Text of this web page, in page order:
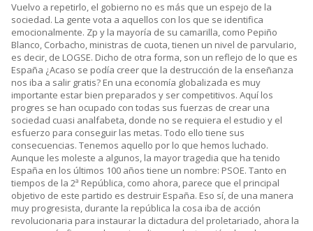
Vuelvo a repetirlo, el gobierno no es más que un espejo de la
sociedad. La gente vota a aquellos con los que se identifica
emocionalmente. Zp y la mayoría de su camarilla, como Pepiño
Blanco, Corbacho, ministras de cuota, tienen un nivel de parvulario,
es decir, de LOGSE. Dicho de otra forma, son un reflejo de lo que es
España ¿Acaso se podía creer que la destrucción de la enseñanza
nos iba a salir gratis? En una economía globalizada es muy
importante estar bien preparados y ser competitivos. Aquí los
progres se han ocupado con todas sus fuerzas de crear una
sociedad cuasi analfabeta, donde no se requiera el estudio y el
esfuerzo para conseguir las metas. Todo ello tiene sus
consecuencias. Tenemos aquello por lo que hemos luchado.
Aunque les moleste a algunos, la mayor tragedia que ha tenido
España en los últimos 100 años tiene un nombre: PSOE. Tanto en
tiempos de la 2ª República, como ahora, parece que el principal
objetivo de este partido es destruir España. Eso sí, de una manera
muy progresista, durante la república la cosa iba de acción
revolucionaria para instaurar la dictadura del proletariado, ahora la